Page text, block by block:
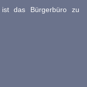
das Bürgerbüro zu